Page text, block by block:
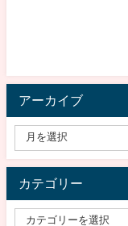
アーカイブ
カテゴリー